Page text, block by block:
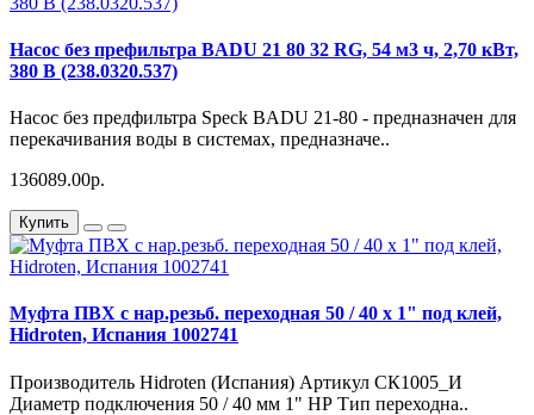
Насос без префильтра BADU 21 80 32 RG, 54 м3 ч, 2,70 кВт,
380 В (238.0320.537)
Насос без предфильтра Speck BADU 21-80 - предназначен для
перекачивания воды в системах, предназначе..
136089.00р.
Купить
Муфта ПВХ с нар.резьб. переходная 50 / 40 х 1" под клей,
Hidroten, Испания 1002741
Производитель Hidroten (Испания) Артикул СК1005_И
Диаметр подключения 50 / 40 мм 1" НР Тип переходна..